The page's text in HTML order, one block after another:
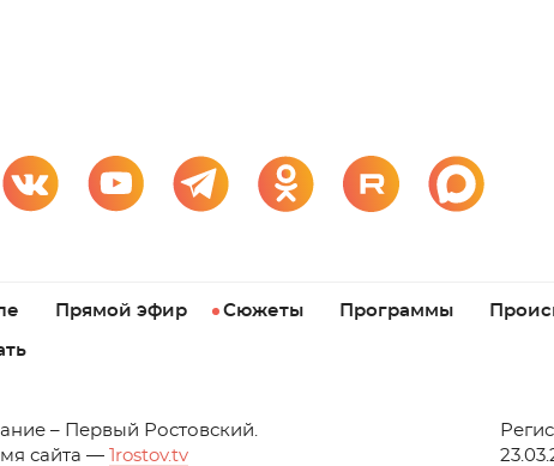
Прямой эфир Сюжеты Программы
– Первый Ростовский.
сайта —
1rostov.tv